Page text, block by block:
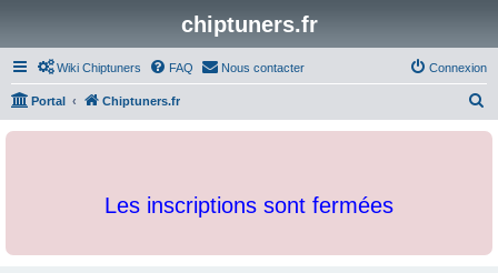
chiptuners.fr
Wiki Chiptuners FAQ Nous contacter Connexion
Portal Chiptuners.fr
c
Les inscriptions sont fermées